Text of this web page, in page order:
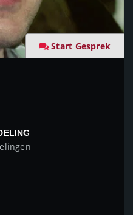
Start Gesprek